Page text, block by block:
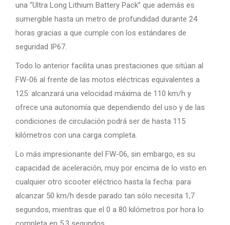
una “Ultra Long Lithium Battery Pack” que además es
sumergible hasta un metro de profundidad durante 24
horas gracias a que cumple con los estándares de
seguridad IP67.
Todo lo anterior facilita unas prestaciones que sitúan al
FW-06 al frente de las motos eléctricas equivalentes a
125: alcanzará una velocidad máxima de 110 km/h y
ofrece una autonomía que dependiendo del uso y de las
condiciones de circulación podrá ser de hasta 115
kilómetros con una carga completa.
Lo más impresionante del FW-06, sin embargo, es su
capacidad de aceleración, muy por encima de lo visto en
cualquier otro scooter eléctrico hasta la fecha: para
alcanzar 50 km/h desde parado tan sólo necesita 1,7
segundos, mientras que el 0 a 80 kilómetros por hora lo